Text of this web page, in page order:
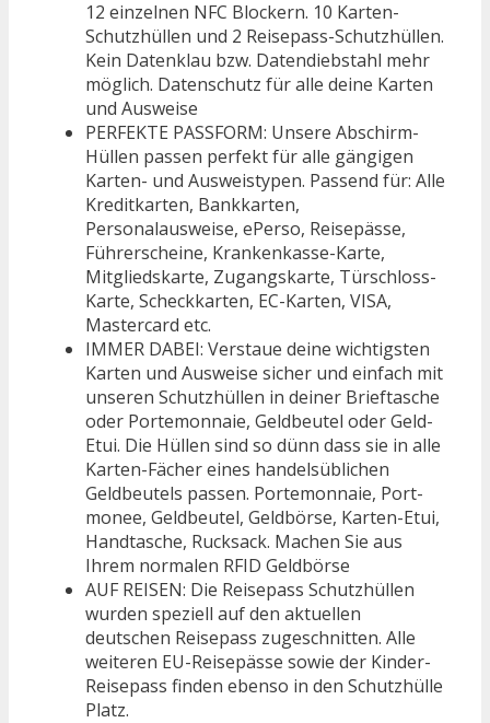
12 einzelnen NFC Blockern. 10 Karten-
Schutzhüllen und 2 Reisepass-Schutzhüllen.
Kein Datenklau bzw. Datendiebstahl mehr
möglich. Datenschutz für alle deine Karten
und Ausweise
PERFEKTE PASSFORM: Unsere Abschirm-
Hüllen passen perfekt für alle gängigen
Karten- und Ausweistypen. Passend für: Alle
Kreditkarten, Bankkarten,
Personalausweise, ePerso, Reisepässe,
Führerscheine, Krankenkasse-Karte,
Mitgliedskarte, Zugangskarte, Türschloss-
Karte, Scheckkarten, EC-Karten, VISA,
Mastercard etc.
IMMER DABEI: Verstaue deine wichtigsten
Karten und Ausweise sicher und einfach mit
unseren Schutzhüllen in deiner Brieftasche
oder Portemonnaie, Geldbeutel oder Geld-
Etui. Die Hüllen sind so dünn dass sie in alle
Karten-Fächer eines handelsüblichen
Geldbeutels passen. Porte­mon­naie, Port­
mo­nee, Geldbeutel, Geldbörse, Karten-Etui,
Handtasche, Rucksack. Machen Sie aus
Ihrem normalen RFID Geldbörse
AUF REISEN: Die Reisepass Schutzhüllen
wurden speziell auf den aktuellen
deutschen Reisepass zugeschnitten. Alle
weiteren EU-Reisepässe sowie der Kinder-
Reisepass finden ebenso in den Schutzhülle
Platz.